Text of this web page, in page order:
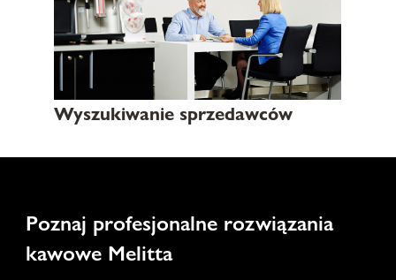
Wyszukiwanie sprzedawców
Poznaj profesjonalne rozwiązania
kawowe Melitta